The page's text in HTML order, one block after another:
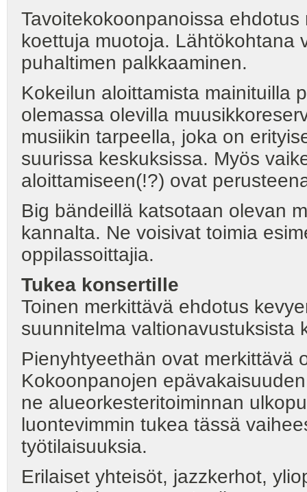
Tavoitekokoonpanoissa
koettuja muotoja. Lähtökohtana
puhaltimen palkkaaminen.
Kokeilun aloittamista mainituilla
olemassa olevilla
musiikin tarpeella, joka on
suurissa keskuksissa. Myös
aloittamiseen(!?) ovat
Big bändeillä katsotaan olevan
kannalta. Ne voisivat toimia
oppilassoittajia.
Tukea konsertille
Toinen merkittävä ehdotus
suunnitelma valtionavustuksista
Pienyhtyeethän ovat merkittävä
Kokoonpanojen
ne alueorkesteritoiminnan
luontevimmin tukea tässä
työtilaisuuksia.
Erilaiset yhteisöt, jazzkerhot,